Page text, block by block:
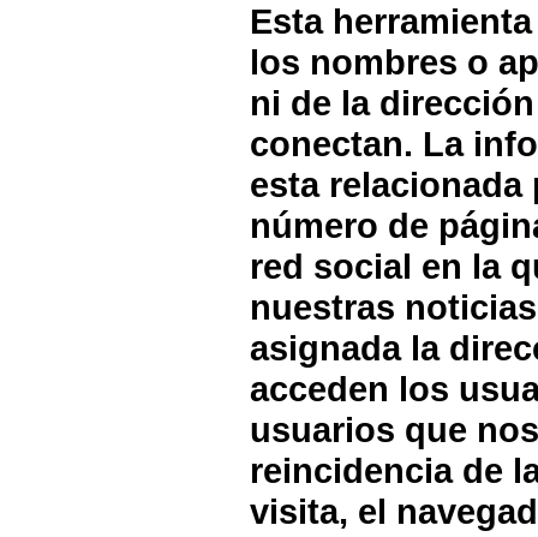
Esta
los nombres o
ni de la
conectan. La
esta
número de
red social en la
nuestras
asignada la
acceden los
usuarios que
reincidencia de
visita, el